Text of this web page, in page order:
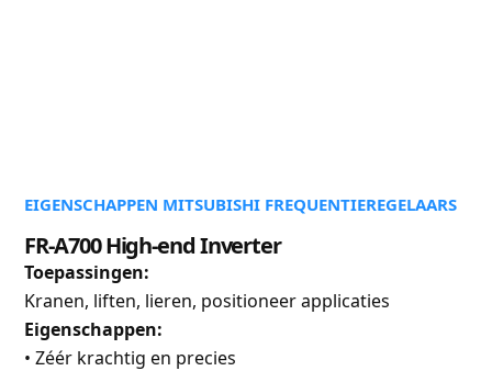
EIGENSCHAPPEN MITSUBISHI FREQUENTIEREGELAARS
FR-A700 High-end Inverter
Toepassingen:
Kranen, liften, lieren, positioneer applicaties
Eigenschappen:
• Zéér krachtig en precies